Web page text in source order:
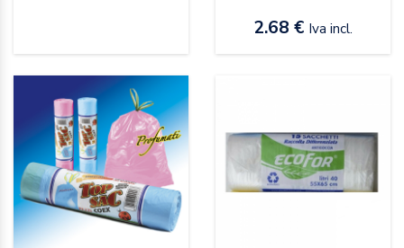
2.68 € Iva incl.